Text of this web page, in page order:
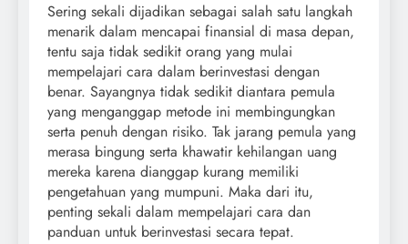
Sering sekali dijadikan sebagai salah satu langkah
menarik dalam mencapai finansial di masa depan,
tentu saja tidak sedikit orang yang mulai
mempelajari cara dalam berinvestasi dengan
benar. Sayangnya tidak sedikit diantara pemula
yang menganggap metode ini membingungkan
serta penuh dengan risiko. Tak jarang pemula yang
merasa bingung serta khawatir kehilangan uang
mereka karena dianggap kurang memiliki
pengetahuan yang mumpuni. Maka dari itu,
penting sekali dalam mempelajari cara dan
panduan untuk berinvestasi secara tepat.